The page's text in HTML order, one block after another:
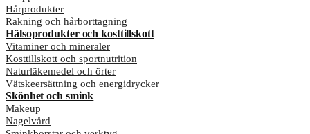
Hårprodukter
Rakning och hårborttagning
Hälsoprodukter och kosttillskott
Vitaminer och mineraler
Kosttillskott och sportnutrition
Naturläkemedel och örter
Vätskeersättning och energidrycker
Skönhet och smink
Makeup
Nagelvård